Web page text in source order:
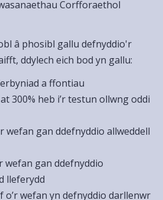
Corfforaethol
â phosibl gallu defnyddio'r
ddylech eich bod yn gallu:
a ffontiau
300% heb i’r testun ollwng oddi
gan ddefnyddio allweddell
wefan gan ddefnyddio
lleferydd
wefan yn defnyddio darllenwr